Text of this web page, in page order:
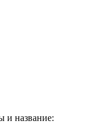
Сергиев Посад,
—
этот город
мира. Главный
и название: